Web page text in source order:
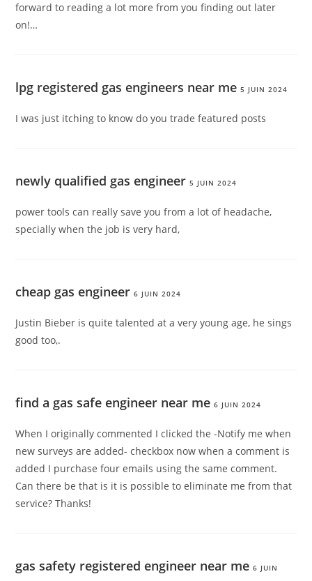
forward to reading a lot more from you finding out later
on!…
lpg registered gas engineers near me 5 JUIN 2024
I was just itching to know do you trade featured posts
newly qualified gas engineer 5 JUIN 2024
power tools can really save you from a lot of headache,
specially when the job is very hard,
cheap gas engineer 6 JUIN 2024
Justin Bieber is quite talented at a very young age, he sings
good too,.
find a gas safe engineer near me 6 JUIN 2024
When I originally commented I clicked the -Notify me when
new surveys are added- checkbox now when a comment is
added I purchase four emails using the same comment.
Can there be that is it is possible to eliminate me from that
service? Thanks!
gas safety registered engineer near me 6 JUIN